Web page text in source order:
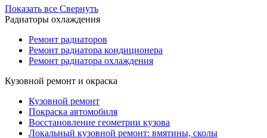
Показать все Свернуть
Радиаторы охлаждения
Ремонт радиаторов
Ремонт радиатора кондиционера
Ремонт радиатора охлаждения
Кузовной ремонт и окраска
Кузовной ремонт
Покраска автомобиля
Восстановление геометрии кузова
Локальный кузовной ремонт: вмятины, сколы